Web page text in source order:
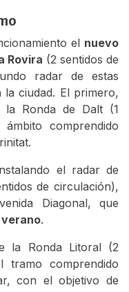
el nuevo
Rovira (2 sentidos de
radar de estas
la ciudad. El primero,
Ronda de Dalt (1
comprendido
el radar de
de circulación),
Diagonal, que
.
la Ronda Litoral (2
tramo comprendido
con el objetivo de